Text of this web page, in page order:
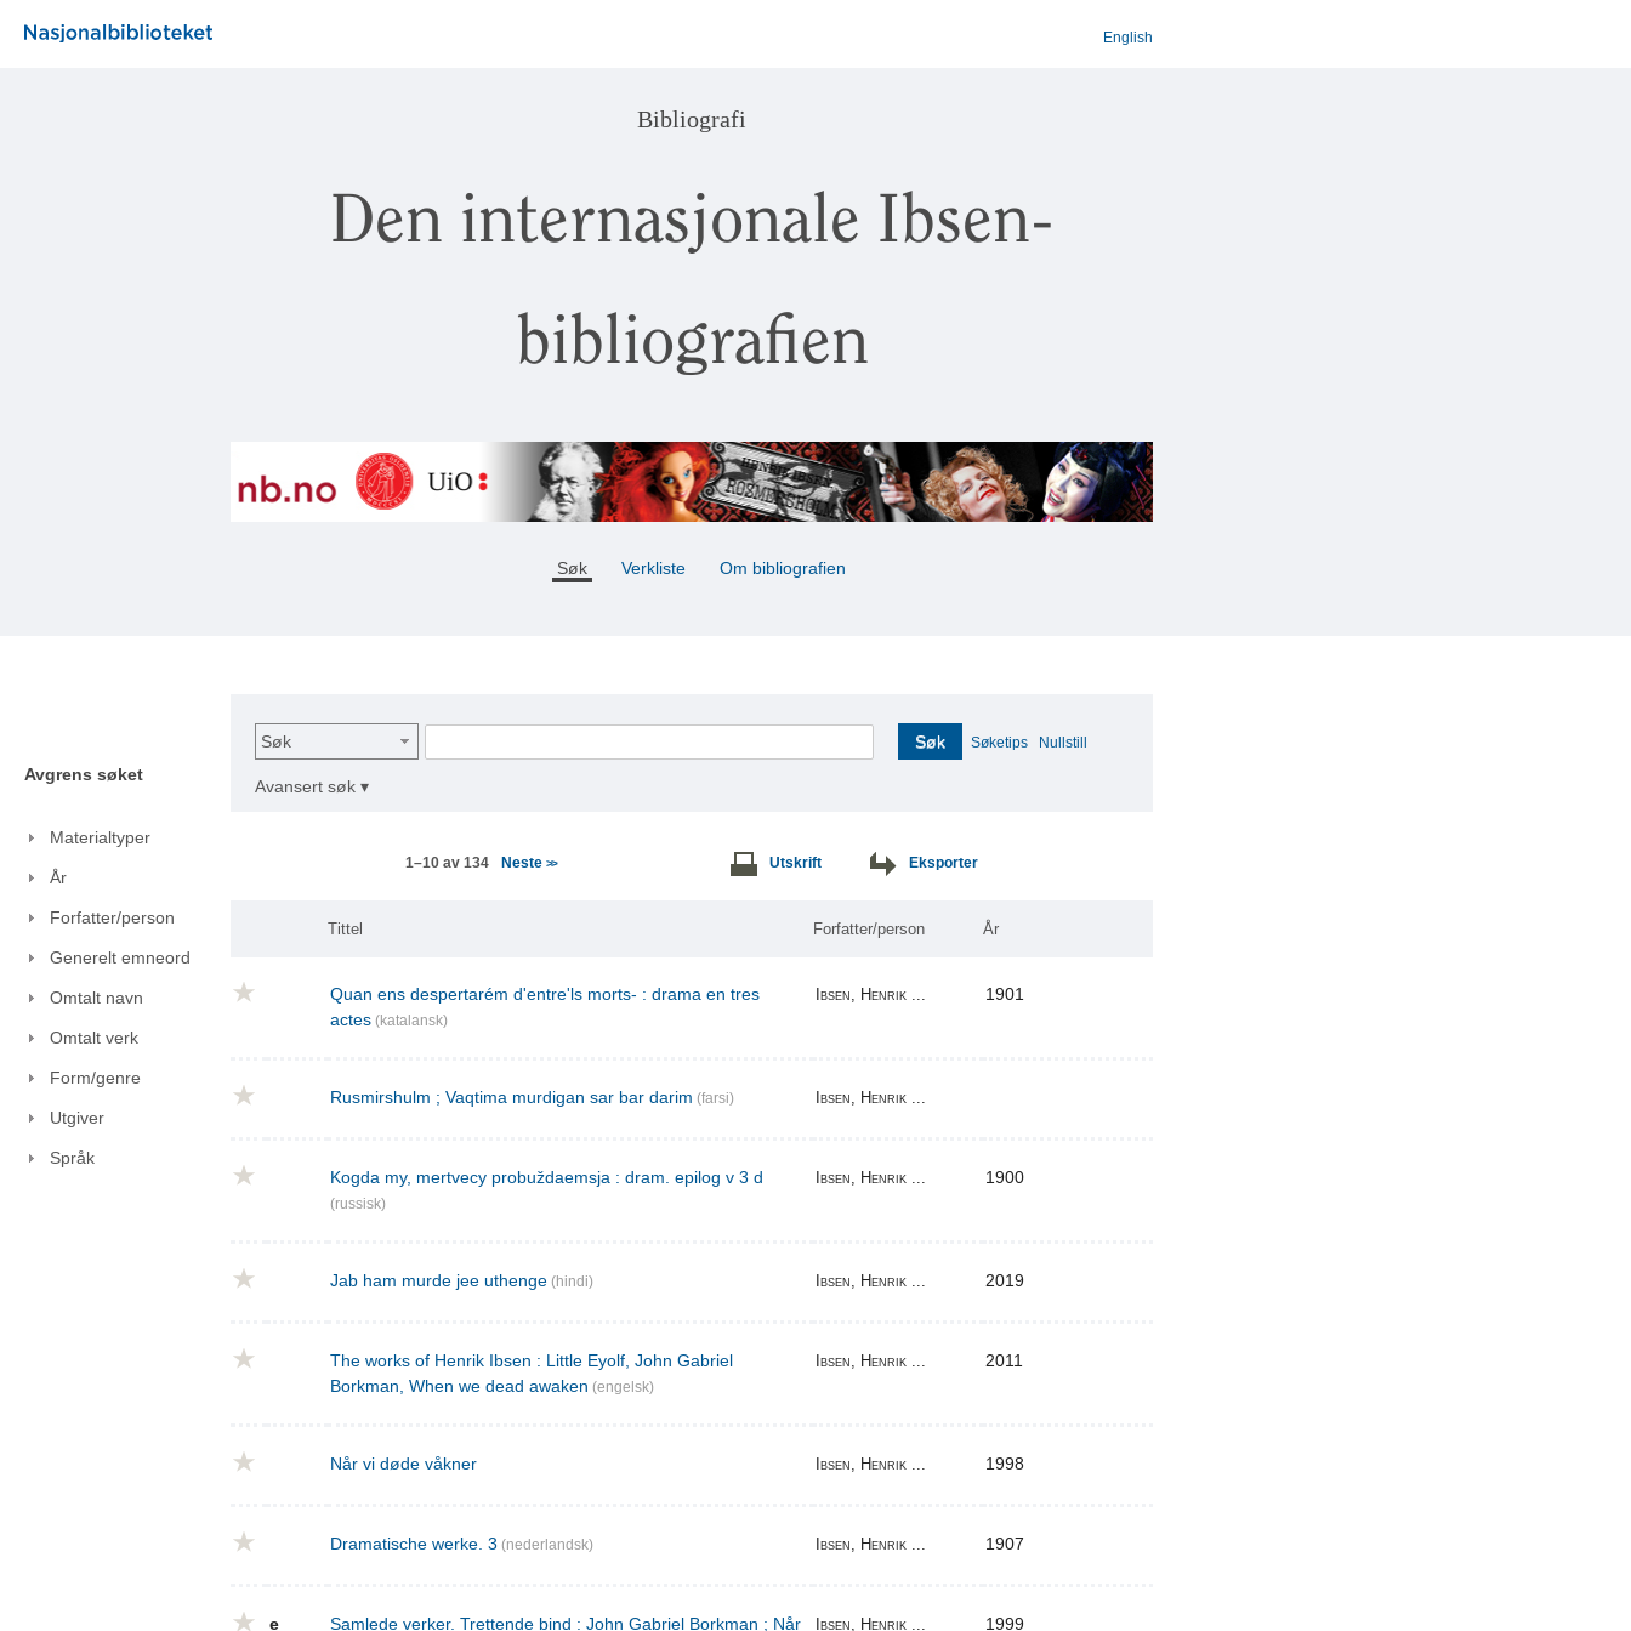
English
Bibliografi
Den internasjonale Ibsen-
bibliografien
Søk Verkliste Om bibliografien
Avgrens søket
Materialtyper
År
Forfatter/person
Generelt emneord
Omtalt navn
Omtalt verk
Form/genre
Utgiver
Språk
Søk Søk Søketips Nullstill
Avansert søk ▾
1–10 av 134 Neste >> Utskrift Eksporter
Tittel Forfatter/person År
Quan ens despertarém d'entre'ls morts- : drama en tres
actes (katalansk)
Ibsen, Henrik ... 1901
Rusmirshulm ; Vaqtima murdigan sar bar darim (farsi) Ibsen, Henrik ...
Kogda my, mertvecy probuždaemsja : dram. epilog v 3 d
(russisk)
Ibsen, Henrik ... 1900
Jab ham murde jee uthenge (hindi) Ibsen, Henrik ... 2019
The works of Henrik Ibsen : Little Eyolf, John Gabriel
Borkman, When we dead awaken (engelsk)
Ibsen, Henrik ... 2011
Når vi døde våkner Ibsen, Henrik ... 1998
Dramatische werke. 3 (nederlandsk) Ibsen, Henrik ... 1907
e Samlede verker. Trettende bind : John Gabriel Borkman ; Når Ibsen, Henrik ... 1999